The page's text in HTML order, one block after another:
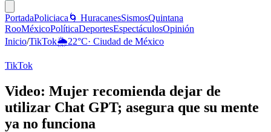
PortadaPoliciaca 🌀 HuracanesSismosQuintana
RooMéxicoPolíticaDeportesEspectáculosOpinión
Inicio/TikTok🌦️22°C· Ciudad de México
TikTok
Video: Mujer recomienda dejar de
utilizar Chat GPT; asegura que su mente
ya no funciona